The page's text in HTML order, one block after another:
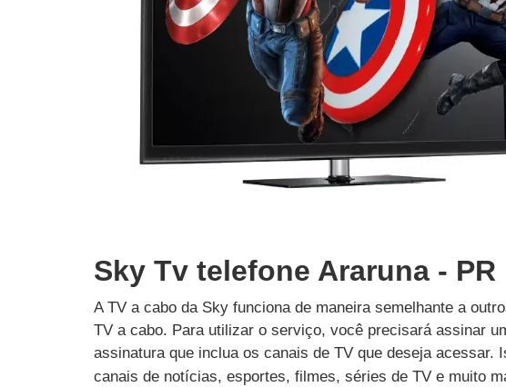
Sky Tv telefone Araruna - PR
A TV a cabo da Sky funciona de maneira semelhante a
TV a cabo. Para utilizar o serviço, você precisará assinar
assinatura que inclua os canais de TV que deseja acessar.
canais de notícias, esportes, filmes, séries de TV e muito